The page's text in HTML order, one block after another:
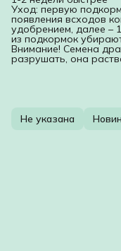
Уход: первую
появления всходов
удобрением, далее –
из подкормок
Внимание! Семена
разрушать, она
Не указана